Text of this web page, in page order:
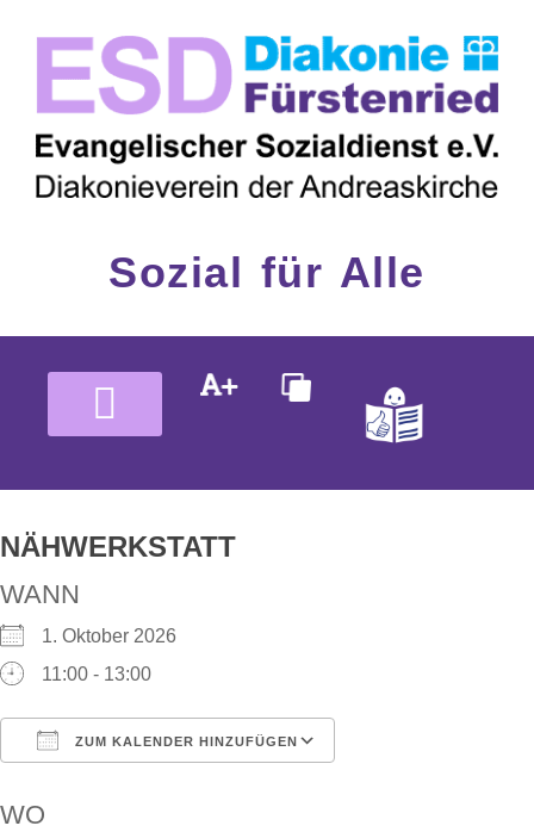
Inhalt
springen
Sozial für Alle
NÄHWERKSTATT
WANN
1. Oktober 2026
11:00 - 13:00
ZUM KALENDER HINZUFÜGEN
WO